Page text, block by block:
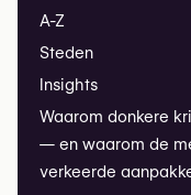
A-Z
Steden
Insights
Waarom donkere
— en waarom de
verkeerde